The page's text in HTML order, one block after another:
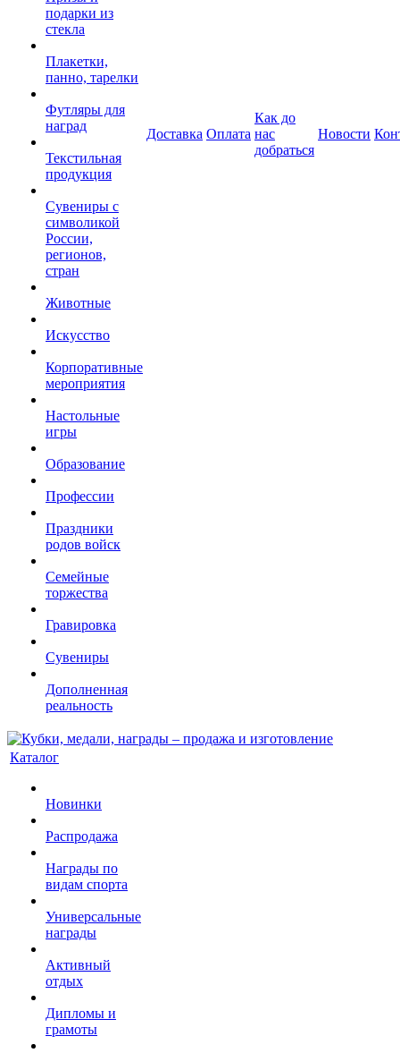
подарки из
стекла
Плакетки,
панно, тарелки
Футляры для
наград
Текстильная
продукция
Сувениры с
символикой
России,
регионов,
стран
Животные
Искусство
Корпоративные
мероприятия
Настольные
игры
Образование
Профессии
Праздники
родов войск
Семейные
торжества
Гравировка
Сувениры
Дополненная
реальность
Доставка Оплата
Как до
нас
добраться
Новости
Каталог
Новинки
Распродажа
Награды по
видам спорта
Универсальные
награды
Активный
отдых
Дипломы и
грамоты